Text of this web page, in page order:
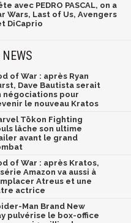
avec PEDRO PASCAL, on a
Wars, Last of Us, Avengers
DiCaprio
of War : après Ryan
Dave Bautista serait
négociations pour
le nouveau Kratos
Tōkon Fighting
lâche son ultime
avant le grand
of War : après Kratos,
Amazon va aussi à
Atreus et une
actrice
Man Brand New
pulvérise le box-office